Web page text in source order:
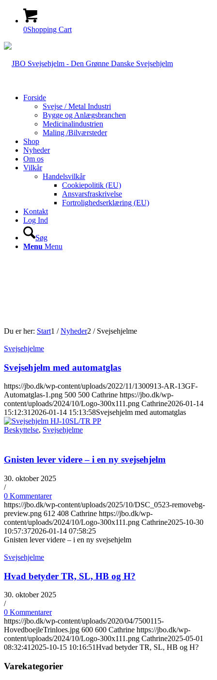
0Shopping Cart
Forside
Svejse / Metal Industri
Bygge og Anlægsbranchen
Medicinalindustrien
Maling /Bilværsteder
Shop
Nyheder
Om os
Vilkår
Handelsvilkår
Cookiepolitik (EU)
Ansvarsfraskrivelse
Fortrolighedserklæring (EU)
Kontakt
Log Ind
Søg
Menu Menu
Du er her: Start1 / Nyheder2 / Svejsehjelme
Svejsehjelme
Svejsehjelm med automatglas
https://jbo.dk/wp-content/uploads/2022/11/1300913-AR-13GF-
Automatglas-1.png 500 500 Cathrine https://jbo.dk/wp-
content/uploads/2024/10/Logo-300x111.png Cathrine2026-01-14
15:12:312026-01-14 15:13:58Svejsehjelm med automatglas
Beskyttelse, Svejsehjelme
Gnisten lever videre – i en ny svejsehjelm
30. oktober 2025
/
0 Kommentarer
https://jbo.dk/wp-content/uploads/2025/10/DSC_0523-removebg-
preview.png 612 408 Cathrine https://jbo.dk/wp-
content/uploads/2024/10/Logo-300x111.png Cathrine2025-10-30
10:57:372026-01-14 07:58:25
Gnisten lever videre – i en ny svejsehjelm
Svejsehjelme
Hvad betyder TR, SL, HB og H?
30. oktober 2025
/
0 Kommentarer
https://jbo.dk/wp-content/uploads/2020/04/7500115-
HovedboejleTrinloes.jpg 600 600 Cathrine https://jbo.dk/wp-
content/uploads/2024/10/Logo-300x111.png Cathrine2025-05-01
08:32:41 2025-10-15 10:16:51Hvad betyder TR, SL, HB og H?
Varekategorier